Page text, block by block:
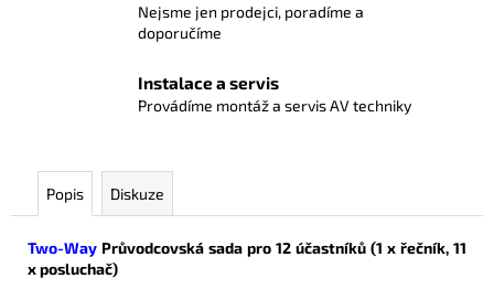
Nejsme jen prodejci, poradíme a
doporučíme
Instalace a servis
Provádíme montáž a servis AV techniky
Popis Diskuze
Two-Way Průvodcovská sada pro 12 účastníků (1 x řečník, 11
x posluchač)